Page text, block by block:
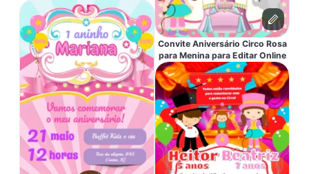
Convite Aniversário Circo Rosa
para Menina para Editar Online